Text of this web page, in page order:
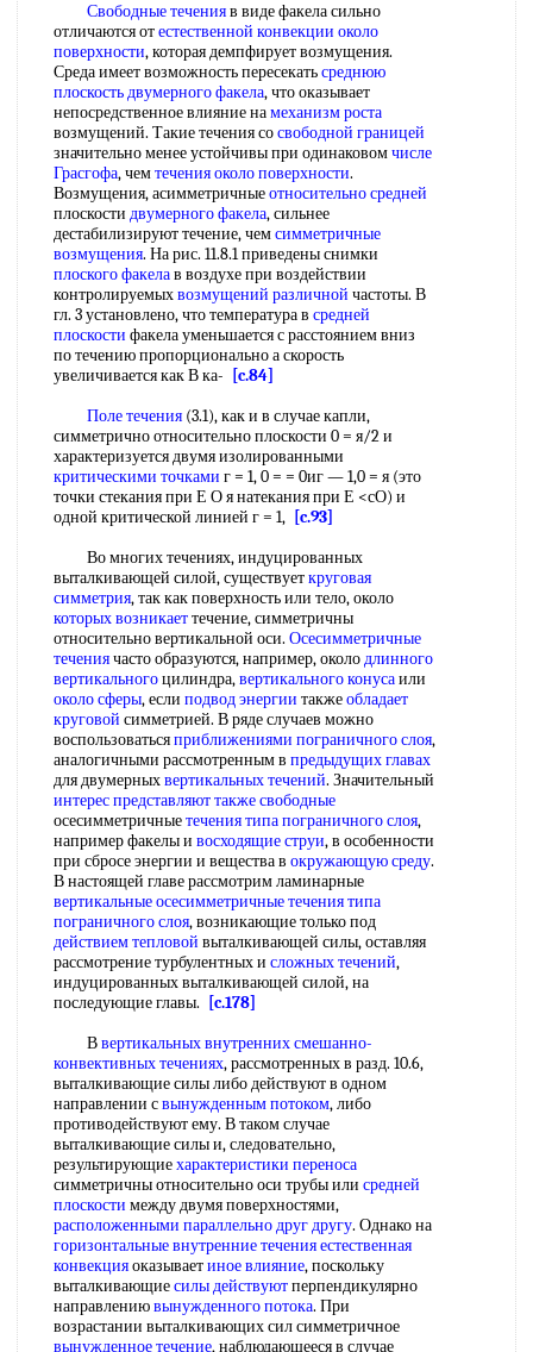
Свободные теченияв виде факела сильно
отличаются отестественной конвекции около
поверхности, которая демпфирует возмущения.
Среда имеет возможность пересекатьсреднюю
плоскостьдвумерного факела, что оказывает
непосредственное влияние намеханизм роста
возмущений. Такие течения сосвободной границей
значительно менее устойчивы при одинаковомчисле
Грасгофа, чемтечения около поверхности.
Возмущения, асимметричныеотносительно средней
плоскости двумерного факела, сильнее
дестабилизируют течение, чемсимметричные
возмущения. На рис. 11.8.1 приведены снимки
плоского факелав воздухе при воздействии
контролируемыхвозмущений различной частоты. В
гл. 3 установлено, что температура в средней
плоскости факела уменьшается с расстоянием вниз
по течению пропорционально а скорость
увеличивается как В ка-
[c.84]
Поле течения (3.1), как и в случае капли,
симметрично относительно плоскости 0 = я/2 и
характеризуется двумя изолированными
критическими точками г = 1, 0 = = 0иг — 1,0 = я (это
точки стекания при Е О я натекания при Е <сО) и
одной критической линией г = 1, [c.93]
Во многих течениях, индуцированных
выталкивающей силой, существуеткруговая
симметрия, так как поверхность или тело, около
которых возникаеттечение, симметричны
относительно вертикальной оси. Осесимметричные
течениячасто образуются, например, околодлинного
вертикальногоцилиндра,вертикального конусаили
около сферы, если подвод энергии такжеобладает
круговой симметрией. В ряде случаев можно
воспользоватьсяприближениями пограничного слоя,
аналогичными рассмотренным в предыдущих главах
для двумерныхвертикальных течений. Значительный
интерес представляюттакже свободные
осесимметричныетечения типа пограничного слоя,
например факелы и восходящие струи, в особенности
при сбросе энергии и вещества в окружающую среду.
В настоящей главе рассмотрим ламинарные
вертикальные осесимметричныетечения типа
пограничного слоя, возникающие только под
действием тепловой выталкивающей силы, оставляя
рассмотрение турбулентных и сложных течений,
индуцированных выталкивающей силой, на
последующие главы.
[c.178]
Ввертикальных внутреннихсмешанно-
конвективных течениях, рассмотренных в разд. 10.6,
выталкивающие силы либо действуют в одном
направлении свынужденным потоком, либо
противодействуют ему. В таком случае
выталкивающие силы и, следовательно,
результирующиехарактеристики переноса
симметричны относительно оси трубы или средней
плоскости между двумя поверхностями,
расположенными параллельнодруг другу. Однако на
горизонтальные внутренние теченияестественная
конвекцияоказываетиное влияние, поскольку
выталкивающиесилы действуютперпендикулярно
направлениювынужденного потока. При
возрастании выталкивающих сил симметричное
вынужденное течение, наблюдающееся в случае